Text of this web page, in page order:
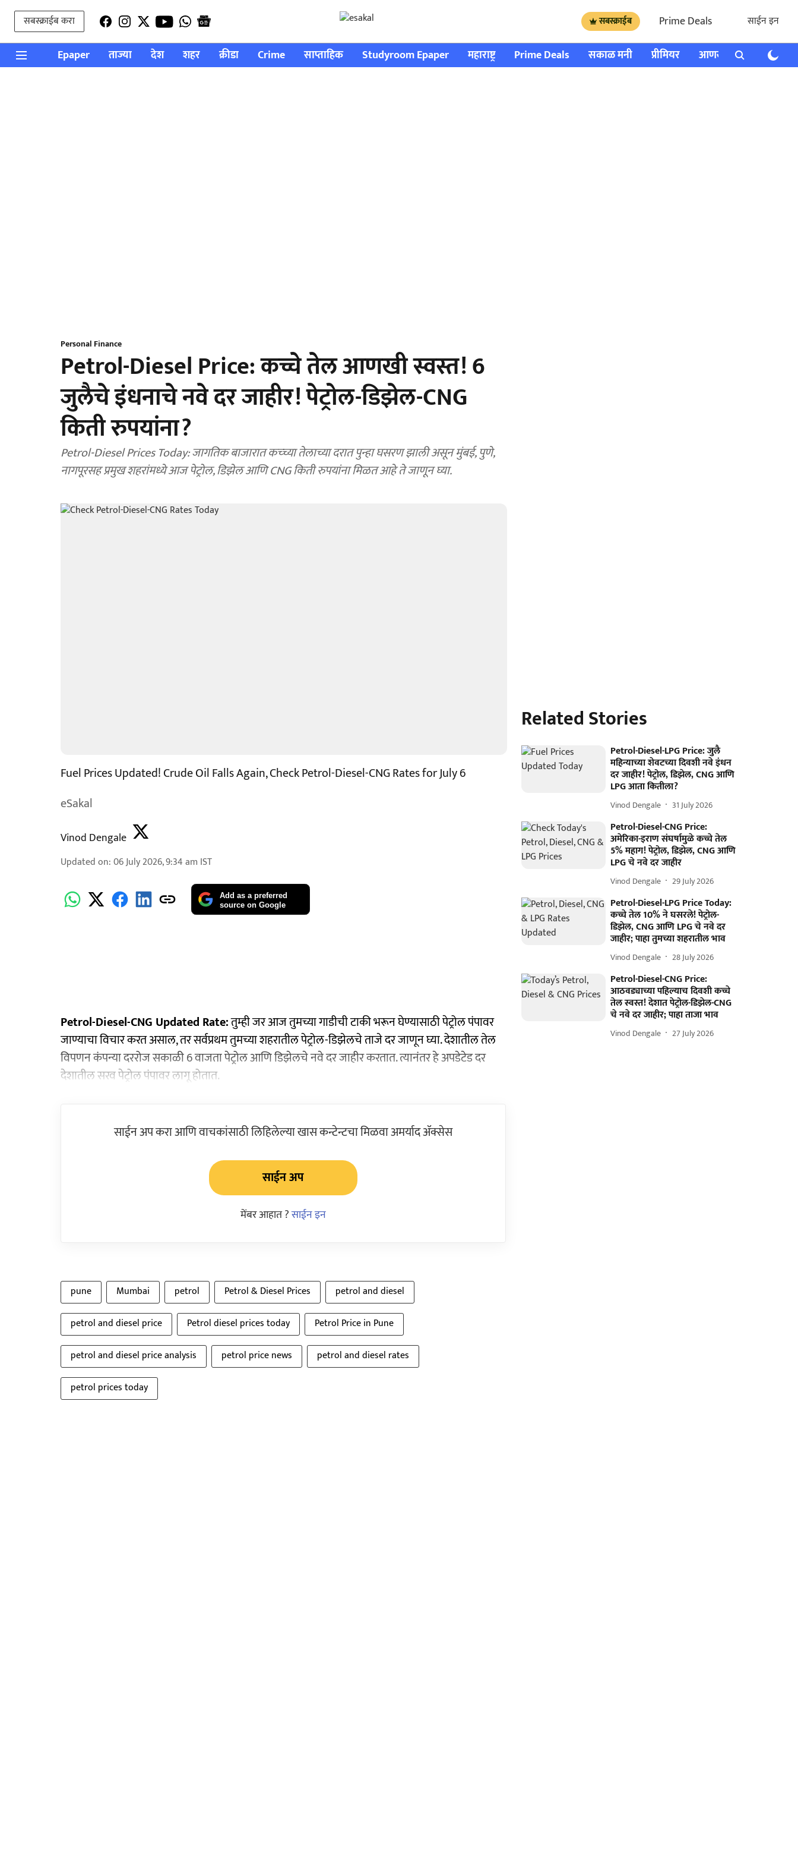
सबस्क्राईब करा सबस्क्राईब Prime Deals साईन इन
Epaper ताज्या देश शहर क्रीडा Crime साप्ताहिक Studyroom Epaper महाराष्ट्र Prime Deals सकाळ मनी प्रीमियर आणखी राशी भविष्य
Personal Finance
Petrol-Diesel Price: कच्चे तेल आणखी स्वस्त! 6
जुलैचे इंधनाचे नवे दर जाहीर! पेट्रोल-डिझेल-CNG
किती रुपयांना?
Petrol-Diesel Prices Today: जागतिक बाजारात कच्च्या तेलाच्या दरात पुन्हा घसरण झाली असून मुंबई, पुणे,
नागपूरसह प्रमुख शहरांमध्ये आज पेट्रोल, डिझेल आणि CNG किती रुपयांना मिळत आहे ते जाणून घ्या.
Fuel Prices Updated! Crude Oil Falls Again, Check Petrol-Diesel-CNG Rates for July 6
eSakal
Vinod Dengale
Updated on:06 July 2026, 9:34 am IST
Add as a preferred
source on Google
Petrol-Diesel-CNG Updated Rate:तुम्ही जर आज तुमच्या गाडीची टाकी भरून घेण्यासाठी पेट्रोल पंपावर
जाण्याचा विचार करत असाल, तर सर्वप्रथम तुमच्या शहरातील पेट्रोल-डिझेलचे ताजे दर जाणून घ्या. देशातील तेल
विपणन कंपन्या दररोज सकाळी 6 वाजता पेट्रोल आणि डिझेलचे नवे दर जाहीर करतात. त्यानंतर हे अपडेटेड दर
देशातील सरव पेट्रोल पंपावर लागू होतात.
साईन अप करा आणि वाचकांसाठी लिहिलेल्या खास कन्टेन्टचा मिळवा अमर्याद ॲक्सेस
साईन अप
मेंबर आहात ?साईन इन
pune Mumbai petrol Petrol & Diesel Prices
petrol and diesel
petrol and diesel price
Petrol diesel prices today
Petrol Price in Pune
petrol and diesel price analysis
petrol price news
petrol and diesel rates
petrol prices today
Related Stories
Petrol-Diesel-LPG Price: जुलै
महिन्याच्या शेवटच्या दिवशी नवे इंधन
दर जाहीर! पेट्रोल, डिझेल, CNG आणि
LPG आता कितीला?
Vinod Dengale 31 July 2026
Petrol-Diesel-CNG Price:
अमेरिका-इराण संघर्षामुळे कच्चे तेल
5% महाग! पेट्रोल, डिझेल, CNG आणि
LPG चे नवे दर जाहीर
Vinod Dengale 29 July 2026
Petrol-Diesel-LPG Price Today:
कच्चे तेल 10% ने घसरले! पेट्रोल-
डिझेल, CNG आणि LPG चे नवे दर
जाहीर; पाहा तुमच्या शहरातील भाव
Vinod Dengale 28 July 2026
Petrol-Diesel-CNG Price:
आठवड्याच्या पहिल्याच दिवशी कच्चे
तेल स्वस्त! देशात पेट्रोल-डिझेल-CNG
चे नवे दर जाहीर; पाहा ताजा भाव
Vinod Dengale 27 July 2026